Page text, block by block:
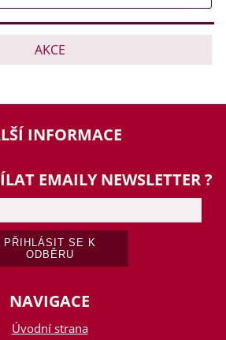
AKCE
INFORMACE
EMAILY NEWSLETTER ?
NAVIGACE
Úvodní strana